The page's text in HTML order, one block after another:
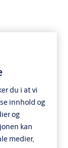
du i at vi
innhold og
og
kan
medier,